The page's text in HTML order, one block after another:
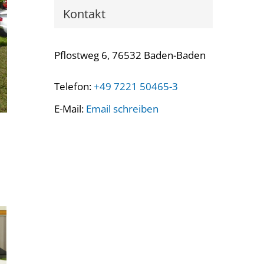
Kontakt
Pflostweg 6, 76532 Baden-Baden
Telefon:+49 7221 50465-3
E-Mail: Email schreiben